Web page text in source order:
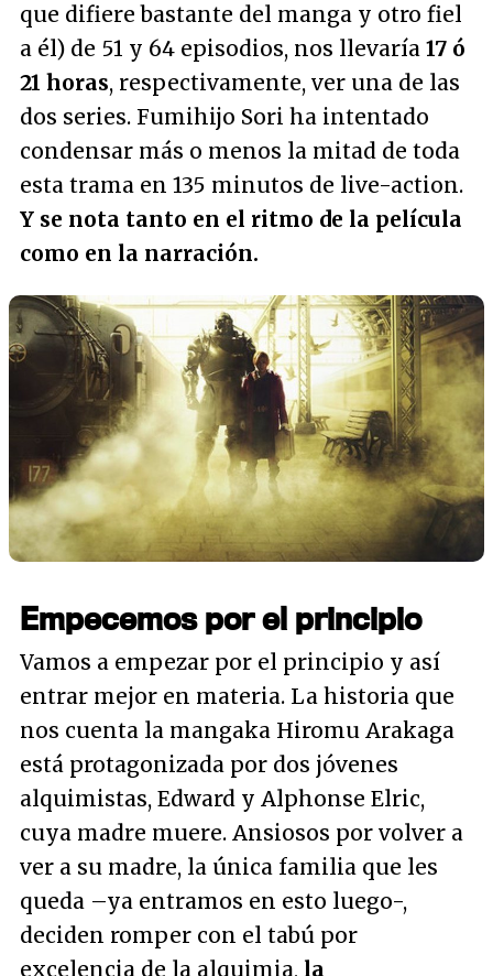
que difiere bastante del manga y otro fiel
a él) de 51 y 64 episodios, nos llevaría 17 ó
21 horas, respectivamente, ver una de las
dos series. Fumihijo Sori ha intentado
condensar más o menos la mitad de toda
esta trama en 135 minutos de live-action.
Y se nota tanto en el ritmo de la película
como en la narración.
Empecemos por el principio
Vamos a empezar por el principio y así
entrar mejor en materia. La historia que
nos cuenta la mangaka Hiromu Arakaga
está protagonizada por dos jóvenes
alquimistas, Edward y Alphonse Elric,
cuya madre muere. Ansiosos por volver a
ver a su madre, la única familia que les
queda –ya entramos en esto luego-,
deciden romper con el tabú por
excelencia de la alquimia, la